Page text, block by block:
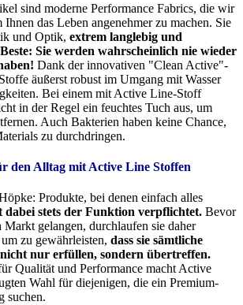
sind moderne Performance Fabrics, die wir
das Leben angenehmer zu machen. Sie
und Optik, extrem langlebig und
Sie werden wahrscheinlich nie wieder
Dank der innovativen "Clean Active"-
äußerst robust im Umgang mit Wasser
Bei einem mit Active Line-Stoff
in der Regel ein feuchtes Tuch aus, um
Auch Bakterien haben keine Chance,
zu durchdringen.
den Alltag mit Active Line Stoffen
Produkte, bei denen einfach alles
dabei stets der Funktion verpflichtet. Bevor
Markt gelangen, durchlaufen sie daher
um zu gewährleisten, dass sie sämtliche
nur erfüllen, sondern übertreffen.
Qualität und Performance macht Active
Wahl für diejenigen, die ein Premium-
suchen.